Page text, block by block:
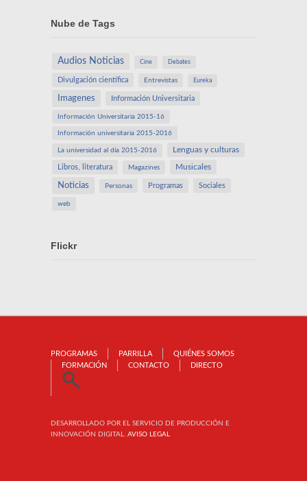
Nube de Tags
Audios Noticias Cine Debates
Divulgación científica Entrevistas Eureka
Imagenes Información Universitaria
Información Universitaria 2015-16
Información universitaria 2015-2016
La universidad al día 2015-2016 Lenguas y culturas
Libros, literatura Magazines Musicales
Noticias Personas Programas Sociales
web
Flickr
PROGRAMAS PARRILLA
QUIÉNES SOMOS
FORMACIÓN
CONTACTO DIRECTO
DESARROLLADO POR EL SERVICIO DE PRODUCCIÓN E
INNOVACIÓN DIGITAL. AVISO LEGAL